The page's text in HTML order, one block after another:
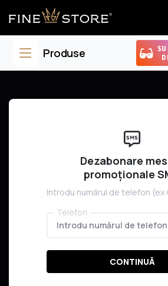
Produse
Dezabonare
promoționale
Introdu numărul de telefon
Telefon